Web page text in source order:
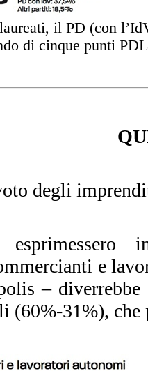
il PD (con
di cinque punti
degli
e
–
(60%-31%),